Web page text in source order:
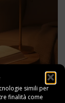
simili per
finalità come